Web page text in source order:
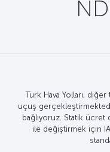
Türk Hava Yolları,
uçuş
bağlıyoruz. Statik ücret
ile değiştirmek için